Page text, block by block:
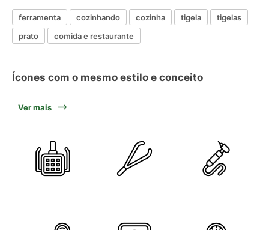
ferramenta cozinhando cozinha tigela
tigelas
prato
comida e restaurante
Ícones com o mesmo estilo e conceito
Ver mais